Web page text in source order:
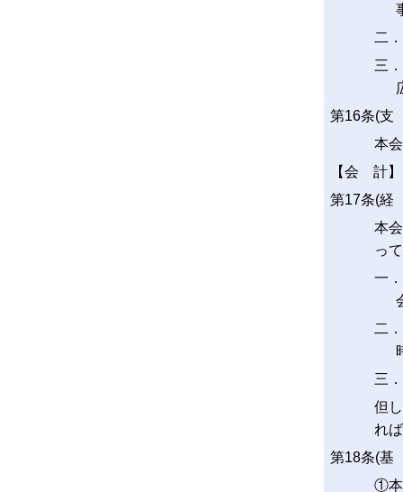
二
三
第16条(
本
【会 計】
第17条(
本
っ
一
二
三
但
れ
第18条(
①本